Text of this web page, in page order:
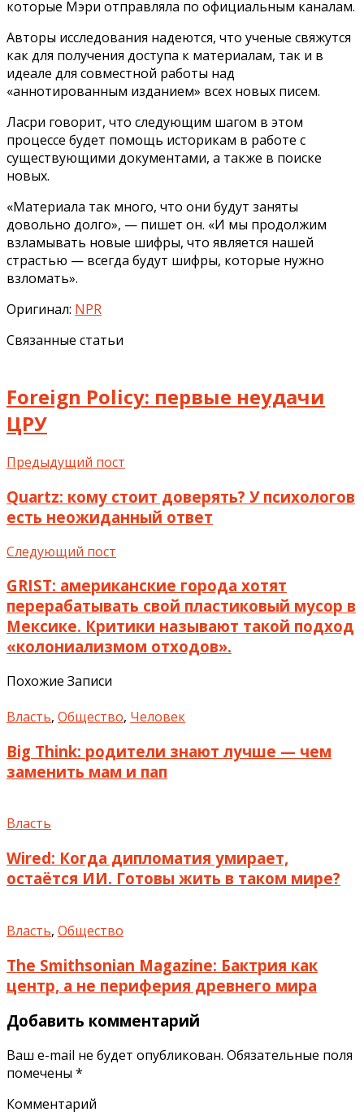
которые Мэри отправляла по официальным каналам.
Авторы исследования надеются, что ученые свяжутся
как для получения доступа к материалам, так и в
идеале для совместной работы над
«аннотированным изданием» всех новых писем.
Ласри говорит, что следующим шагом в этом
процессе будет помощь историкам в работе с
существующими документами, а также в поиске
новых.
«Материала так много, что они будут заняты
довольно долго», — пишет он. «И мы продолжим
взламывать новые шифры, что является нашей
страстью — всегда будут шифры, которые нужно
взломать».
Оригинал: NPR
Связанные статьи
Foreign Policy: первые неудачи
ЦРУ
Предыдущий пост
Quartz: кому стоит доверять? У психологов
есть неожиданный ответ
Следующий пост
GRIST: американские города хотят
перерабатывать свой пластиковый мусор в
Мексике. Критики называют такой подход
«колониализмом отходов».
Похожие Записи
Власть, Общество, Человек
Big Think: родители знают лучше — чем
заменить мам и пап
Власть
Wired: Когда дипломатия умирает,
остаётся ИИ. Готовы жить в таком мире?
Власть, Общество
The Smithsonian Magazine: Бактрия как
центр, а не периферия древнего мира
Добавить комментарий
Ваш e-mail не будет опубликован. Обязательные поля
помечены *
Комментарий